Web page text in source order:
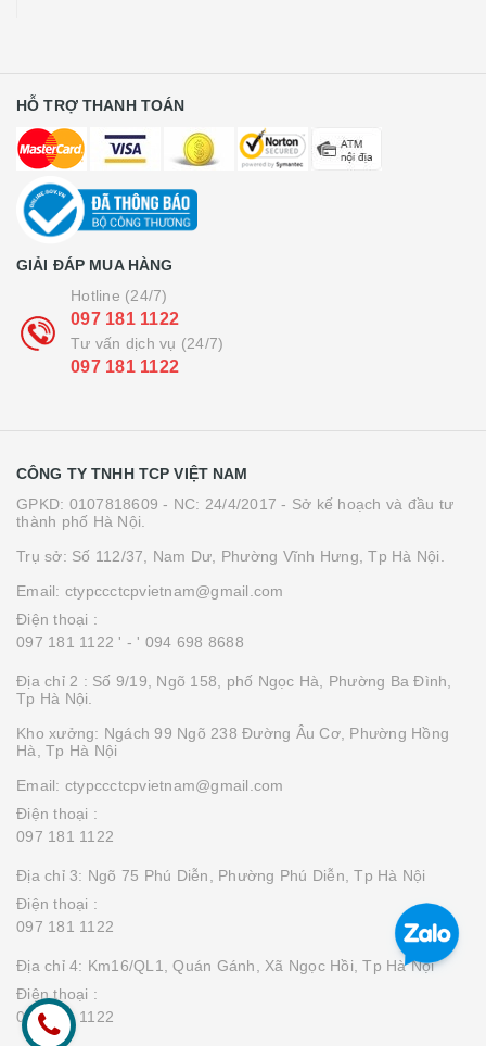
HỖ TRỢ THANH TOÁN
GIẢI ĐÁP MUA HÀNG
Hotline (24/7)
097 181 1122
Tư vấn dịch vụ (24/7)
097 181 1122
CÔNG TY TNHH TCP VIỆT NAM
GPKD: 0107818609 - NC: 24/4/2017 - Sở kế hoạch và đầu tư
thành phố Hà Nội.
Trụ sở: Số 112/37, Nam Dư, Phường Vĩnh Hưng, Tp Hà Nội.
Email: ctypccctcpvietnam@gmail.com
Điện thoại :
097 181 1122 ' - ' 094 698 8688
Địa chỉ 2 : Số 9/19, Ngõ 158, phố Ngọc Hà, Phường Ba Đình,
Tp Hà Nội.
Kho xưởng: Ngách 99 Ngõ 238 Đường Âu Cơ, Phường Hồng
Hà, Tp Hà Nội
Email: ctypccctcpvietnam@gmail.com
Điện thoại :
097 181 1122
Địa chỉ 3: Ngõ 75 Phú Diễn, Phường Phú Diễn, Tp Hà Nội
Điện thoại :
097 181 1122
Địa chỉ 4: Km16/QL1, Quán Gánh, Xã Ngọc Hồi, Tp Hà Nội
Điện thoại :
097 181 1122